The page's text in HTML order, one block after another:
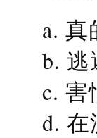
a.
b. 逃
c. 害
d.